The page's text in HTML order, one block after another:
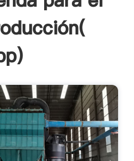
)